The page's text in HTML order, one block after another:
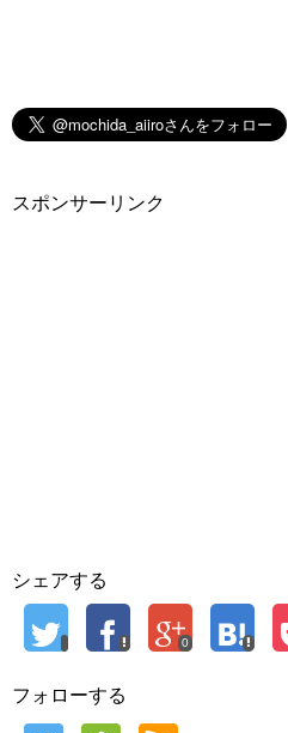
スポンサーリンク
シェアする
0
フォローする